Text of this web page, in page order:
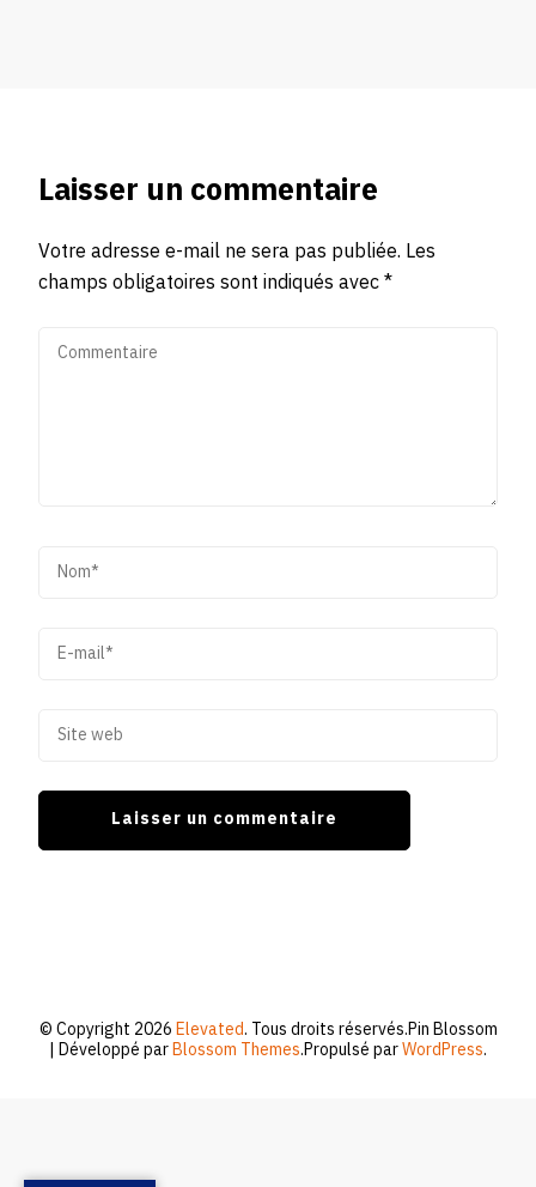
Laisser un commentaire
Votre adresse e-mail ne sera pas publiée. Les
champs obligatoires sont indiqués avec*
© Copyright 2026Elevated. Tous droits réservés.Pin Blossom
| Développé parBlossom Themes.Propulsé parWordPress.